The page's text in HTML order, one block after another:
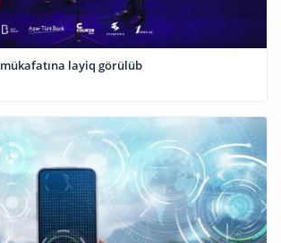
layiq görülüb